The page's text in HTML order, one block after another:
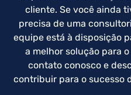
cliente. Se você ainda
precisa de uma
equipe está à disposição
a melhor solução para
contato conosco e
contribuir para o sucesso